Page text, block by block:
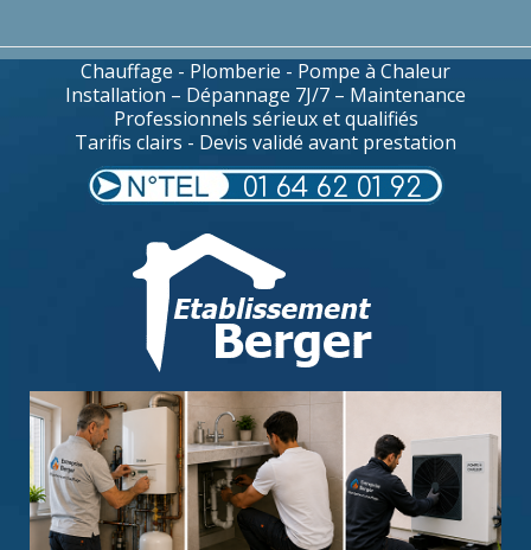
Chauffage - Plomberie - Pompe à Chaleur
Installation – Dépannage 7J/7 – Maintenance
Professionnels sérieux et qualifiés
Tarifis clairs - Devis validé avant prestation
01 64 62 01 92